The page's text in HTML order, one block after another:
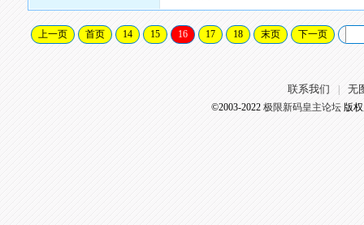
上一页 首页 14 15 16 17 18 末页 下一页
联系我们 无
©2003-2022 极限新码皇主论坛版权